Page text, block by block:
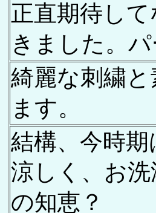
正直期待し
きました。
綺麗な刺繍
ます。
結構、今時
涼しく、お
の知恵？